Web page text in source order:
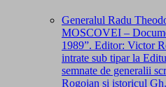
Generalul Radu
MOSCOVEI –
1989”. Editor: Victor
intrate sub tipar la
semnate de generalii
Rogojan și istoricul